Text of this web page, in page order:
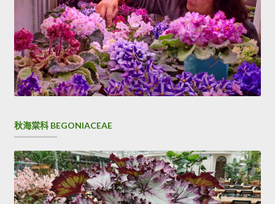
秋海棠科 BEGONIACEAE